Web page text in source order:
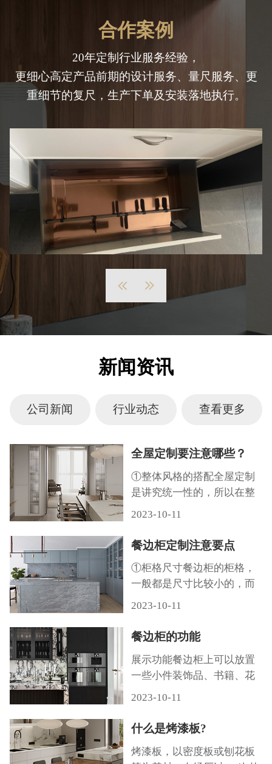
合作案例
20年定制行业服务经验，
更细心高定产品前期的设计服务、量尺服务、更
重细节的复尺，生产下单及安装落地执行。
新闻资讯
公司新闻 行业动态 查看更多
全屋定制要注意哪些？
①整体风格的搭配全屋定制
是讲究统一性的，所以在整
一定要注重整体的统一性，
②实用性…
2023-10-11
餐边柜定制注意要点
①柜格尺寸餐边柜的柜格，
一般都是尺寸比较小的，而
餐边柜的底部又是一个不会
边柜内部设计的时候，可以
个大柜格…
2023-10-11
餐边柜的功能
展示功能餐边柜上可以放置
一些小件装饰品、书籍、花
卉以及瓷器之类等等，起到
使得用餐氛围更加富有情
的餐桌桌面…
2023-10-11
什么是烤漆板?
烤漆板，以密度板或刨花板